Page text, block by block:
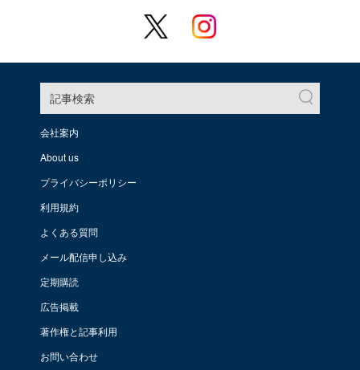
記事検索
会社案内
About us
プライバシーポリシー
利用規約
よくある質問
メール配信申し込み
定期購読
広告掲載
著作権と記事利用
お問い合わせ